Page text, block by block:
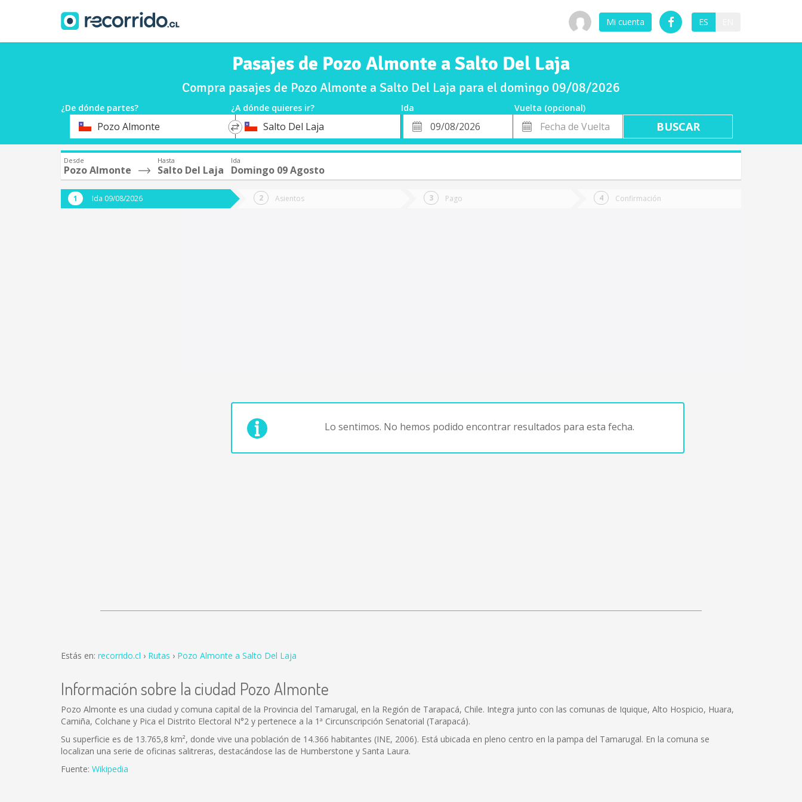
Mi cuenta ES
Pasajes de Pozo Almonte a Salto Del Laja
Compra pasajes de Pozo Almonte a Salto Del Laja para el domingo 09/08/2026
¿De dónde partes? ¿A dónde quieres ir? Ida
Vuelta (opcional)
OrigenPozo Almonte
*
DestinoSalto Del Laja
Fecha
de
Fecha
de
Vuelta
Desde
Pozo Almonte
Hasta
Salto Del Laja
Ida
Domingo 09 Agosto
Ida 09/08/2026 Asientos Pago Confirmación
Lo sentimos. No hemos podido encontrar resultados para esta fecha.
Estás en: recorrido.cl Rutas Pozo Almonte a Salto Del Laja
Información sobre la ciudad Pozo Almonte
Pozo Almonte es una ciudad y comuna capital de la Provincia del Tamarugal, en la Región de Tarapacá, Chile. Integra junto con las comunas de Iquique, Alto Hospicio, Huara,
Camiña, Colchane y Pica el Distrito Electoral N°2 y pertenece a la 1ª Circunscripción Senatorial (Tarapacá).
Su superficie es de 13.765,8 km², donde vive una población de 14.366 habitantes (INE, 2006). Está ubicada en pleno centro en la pampa del Tamarugal. En la comuna se
localizan una serie de oficinas salitreras, destacándose las de Humberstone y Santa Laura.
Fuente: Wikipedia